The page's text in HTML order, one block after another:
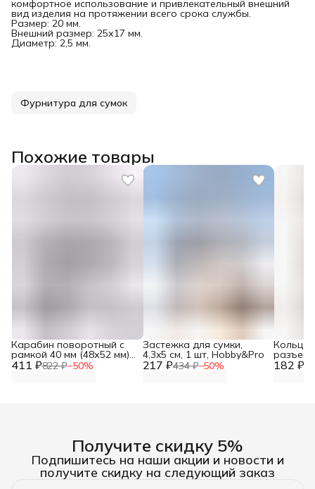
комфортное использование и привлекательный внешний
вид изделия на протяжении всего срока службы.
Размер: 20 мм.
Внешний размер: 25х17 мм.
Диаметр: 2,5 мм.
Фурнитура для сумок
Похожие товары
411 ₽822 ₽−50%
Карабин поворотный с
рамкой 40 мм (48х52 мм),
2 шт, Hobby&Pro 217 ₽434 ₽−50%
Застежка для сумки,
4,3x5 см, 1 шт, Hobby&Pro
182 ₽
Кольца
шт,
Получите скидку 5%
Подпишитесь на наши акции и новости и
получите скидку на следующий заказ